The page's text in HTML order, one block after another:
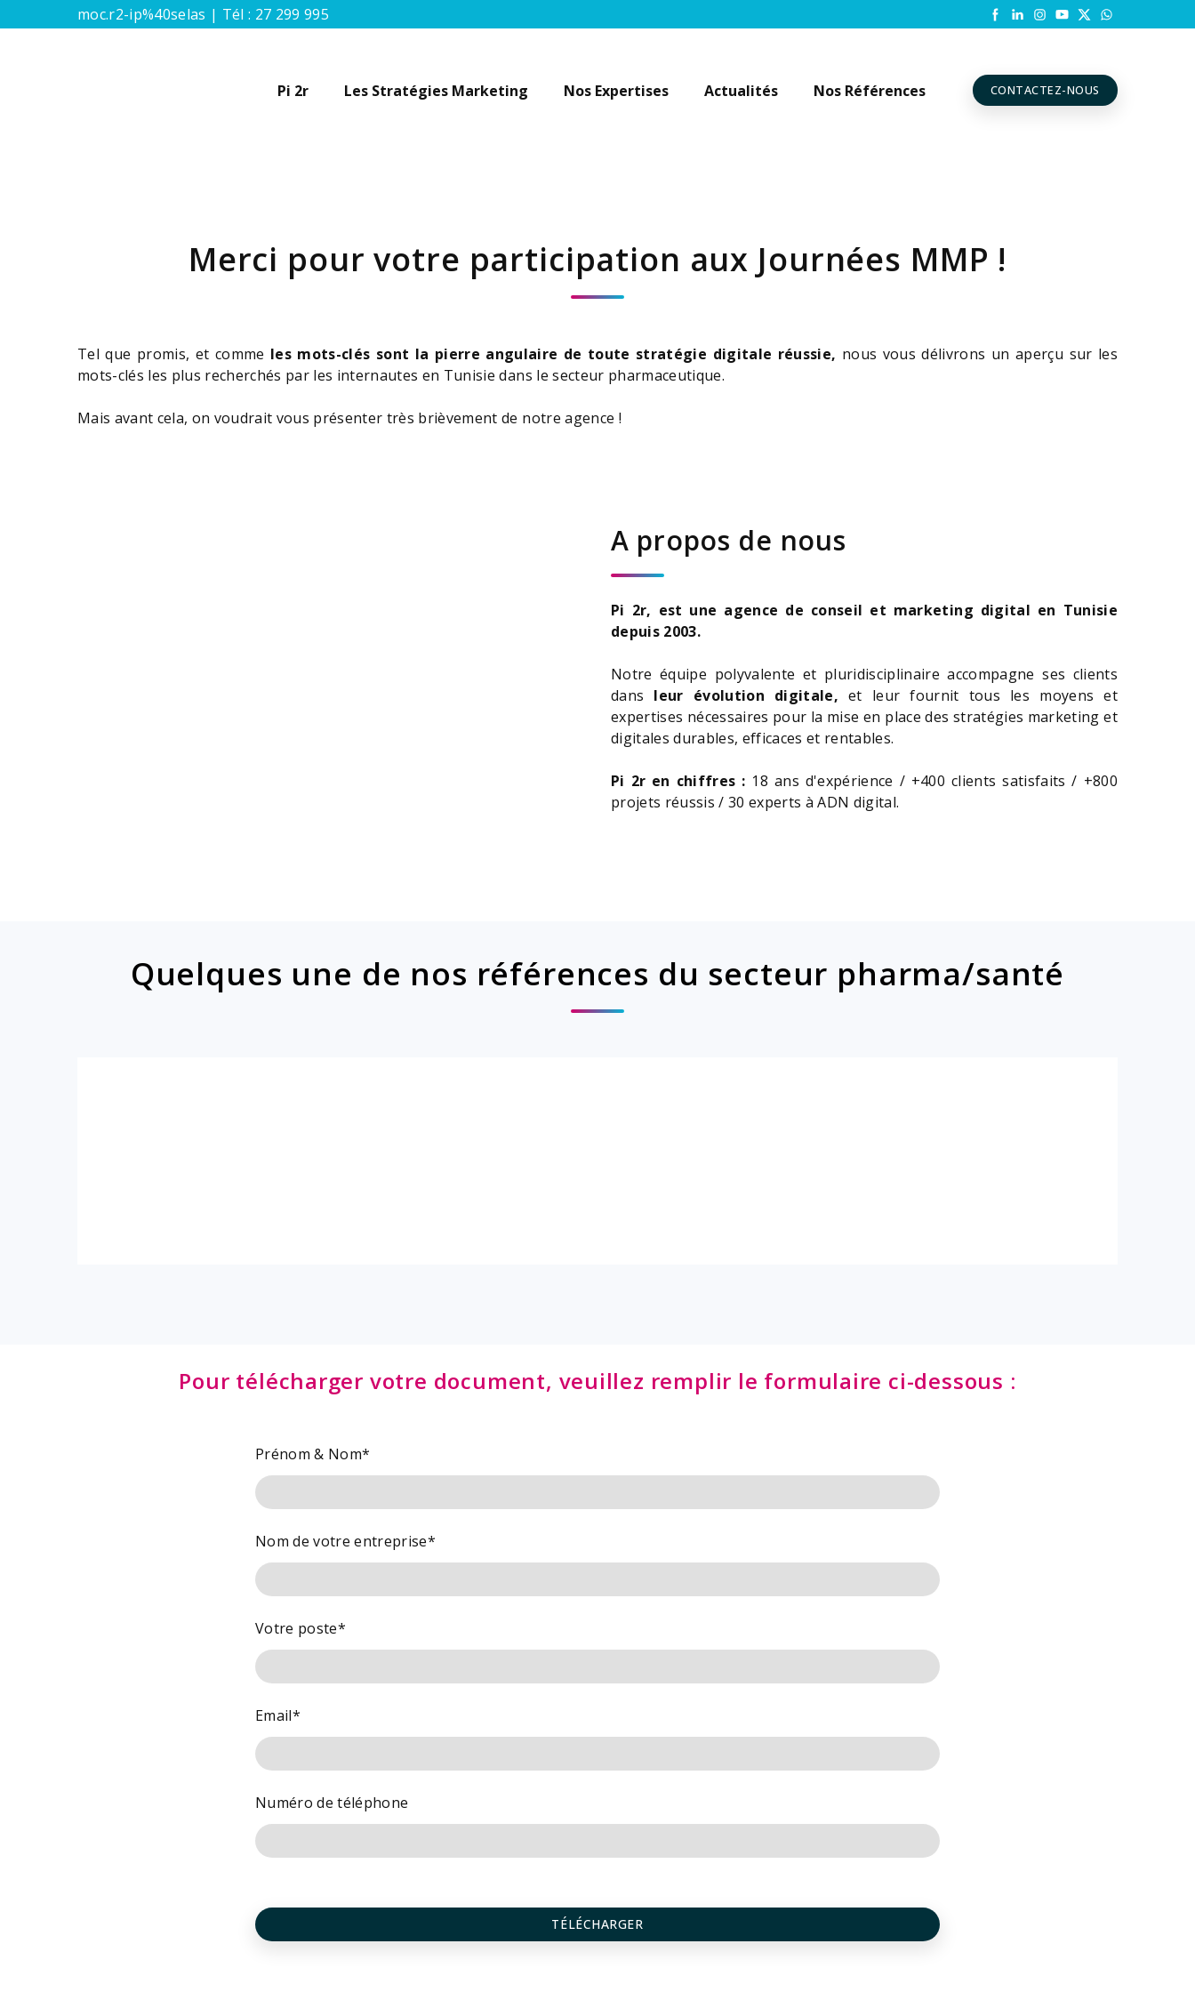
moc.r2-ip%40selas | Tél : 27 299 995
Pi 2r Les Stratégies Marketing Nos Expertises Actualités Nos Références CONTACTEZ-NOUS
Merci pour votre participation aux Journées MMP !
Tel que promis, et comme les mots-clés sont la pierre angulaire de toute stratégie digitale réussie, nous vous délivrons un aperçu sur les
mots-clés les plus recherchés par les internautes en Tunisie dans le secteur pharmaceutique.
Mais avant cela, on voudrait vous présenter très brièvement de notre agence !
A propos de nous
Pi 2r, est une agence de conseil et marketing digital en Tunisie
depuis 2003.
Notre équipe polyvalente et pluridisciplinaire accompagne ses clients
dans leur évolution digitale, et leur fournit tous les moyens et
expertises nécessaires pour la mise en place des stratégies marketing et
digitales durables, efficaces et rentables.
Pi 2r en chiffres : 18 ans d'expérience / +400 clients satisfaits / +800
projets réussis / 30 experts à ADN digital.
Quelques une de nos références du secteur pharma/santé
Pour télécharger votre document, veuillez remplir le formulaire ci-dessous :
Prénom & Nom*
Nom de votre entreprise*
Votre poste*
Email*
Numéro de téléphone
TÉLÉCHARGER